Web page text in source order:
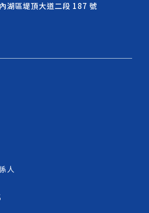
湖區堤頂大道二段 187 號
人